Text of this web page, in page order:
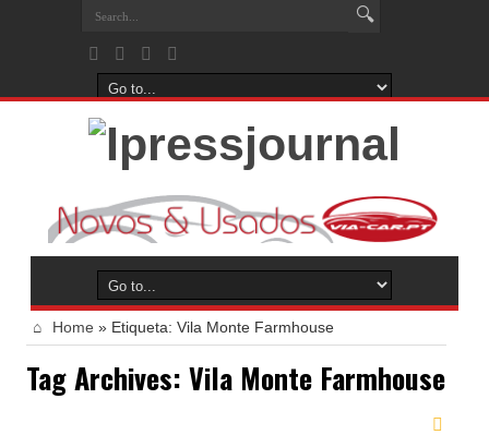
Home » Etiqueta: Vila Monte Farmhouse
Tag Archives: Vila Monte Farmhouse